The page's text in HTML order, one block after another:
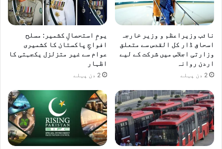
نائب وزیراعظم و وزیر خارجہ
اسحاق ڈار کل القدس سے متعلق
وزارتی اجلاس میں شرکت کے لیے
اردن روانہ
2 دن پہلے
یومِ استحصالِ کشمیر: مسلح
افواجِ پاکستان کا کشمیری
عوام سے غیر متزلزل یکجہتی کا
اظہار
2 دن پہلے